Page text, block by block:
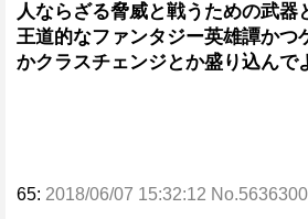
人ならざる脅威と戦うための武器
王道的なファンタジー英雄譚かつ
かクラスチェンジとか盛り込んで
65: 2018/06/07 15:32:12